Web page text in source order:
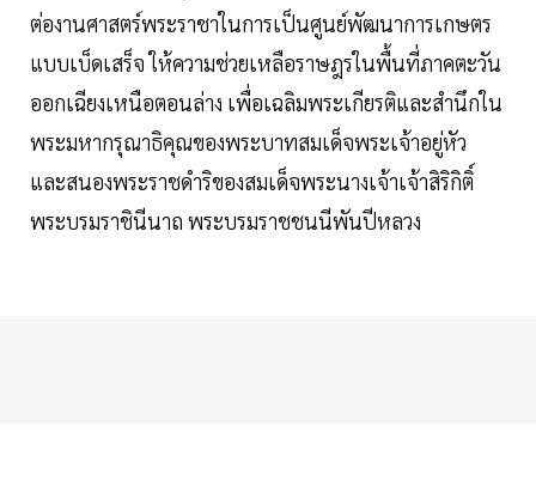
ต่องานศาสตร์พระราชาในการเป็นศูนย์พัฒนาการเกษตร
แบบเบ็ดเสร็จ ให้ความช่วยเหลือราษฎรในพื้นที่ภาคตะวัน
ออกเฉียงเหนือตอนล่าง เพื่อเฉลิมพระเกียรติและสำนึกใน
พระมหากรุณาธิคุณของพระบาทสมเด็จพระเจ้าอยู่หัว
และสนองพระราชดำริของสมเด็จพระนางเจ้าเจ้าสิริกิติ์
พระบรมราชินีนาถ พระบรมราชชนนีพันปีหลวง